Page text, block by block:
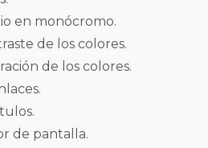
en monócromo.
de los colores.
de los colores.
de pantalla.